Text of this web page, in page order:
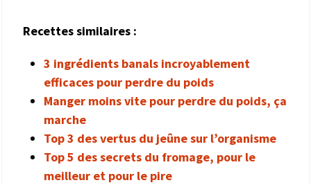
Recettes similaires :
3 ingrédients banals incroyablement
efficaces pour perdre du poids
Manger moins vite pour perdre du poids, ça
marche
Top 3 des vertus du jeûne sur l’organisme
Top 5 des secrets du fromage, pour le
meilleur et pour le pire